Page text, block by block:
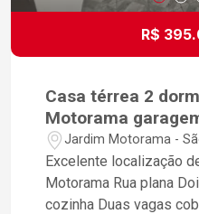
DE REUNIÃO, SALA DE
MASCULINO E
EXTERNA, PONTO
COMUNS, 03
LOJAS, ENTRE 47 M2
CÂMERAS NA ÁREA
COMUM EXTERNA E
PARA WI-FI NAS
R$
Casa térrea 2
Motorama
cobertos
Jardim Motorama -
Excelente localização
Motorama Rua plana Dois dormitórios Ampla
cozinha Duas vagas cobertas Documentação ok